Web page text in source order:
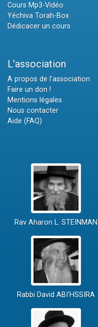
Cours Mp3-Vidéo
Yéchiva Torah-Box
Dédicacer un cours
L'association
A propos de l'association
Faire un don !
Mentions légales
Nous contacter
Aide (FAQ)
Rav Aharon L. STEINMAN
Rabbi David ABI'HSSIRA